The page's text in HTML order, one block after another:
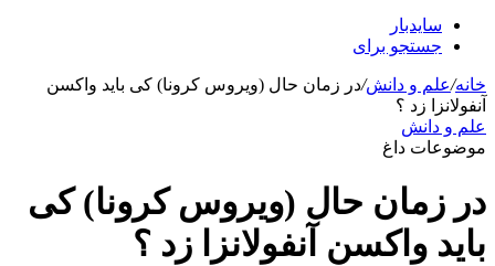
سایدبار
جستجو برای
خانه/علم و دانش/در زمان حال (ویروس کرونا) کی باید واکسن
آنفولانزا زد ؟
علم و دانش
موضوعات داغ
در زمان حال (ویروس کرونا) کی
باید واکسن آنفولانزا زد ؟